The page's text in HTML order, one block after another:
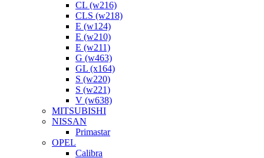
CL (w216)
CLS (w218)
E (w124)
E (w210)
E (w211)
G (w463)
GL (x164)
S (w220)
S (w221)
V (w638)
MITSUBISHI
NISSAN
Primastar
OPEL
Calibra